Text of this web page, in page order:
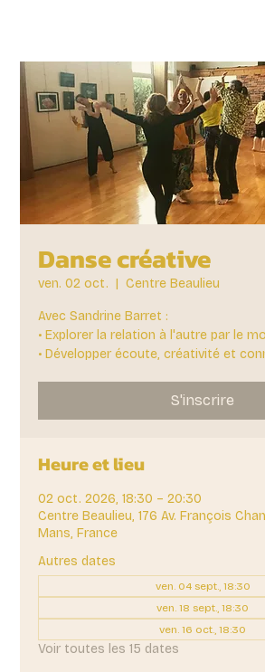
Danse créative
ven. 02 oct.
  |
Centre Beaulieu
Avec Sandrine Barret :
• Explorer la relation à l'autre par le
• Développer écoute, créativité et
S'inscrire
Heure et lieu
02 oct. 2026, 18:30 – 20:30
Centre Beaulieu, 176 Av. François
Mans, France
Autres dates
ven. 04 sept., 18:30
ven. 18 sept., 18:30
ven. 16 oct., 18:30
Voir toutes les 15 dates